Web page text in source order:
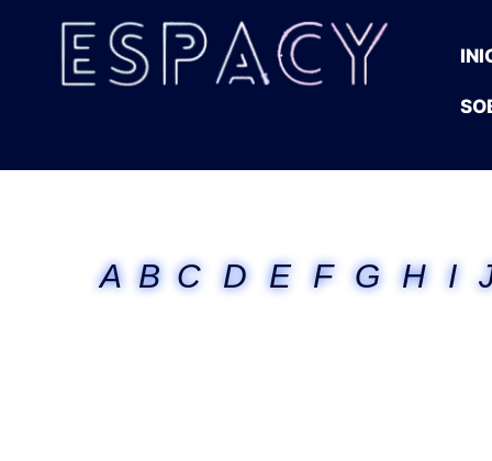
A B C D E F G H I